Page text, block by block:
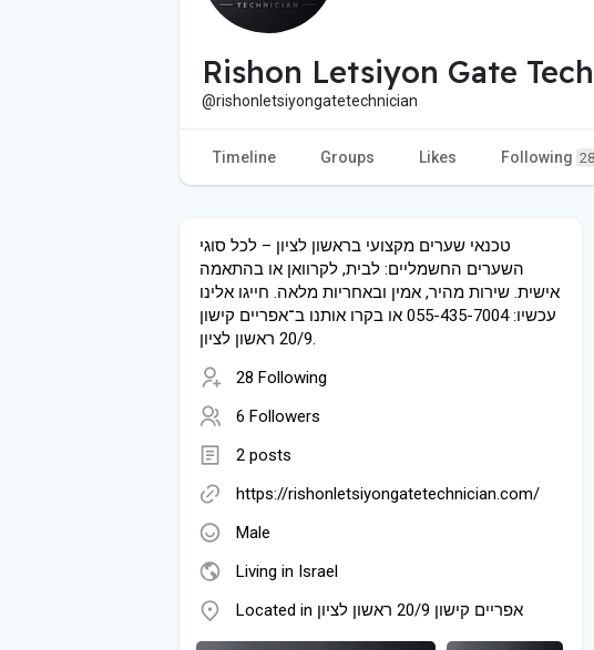
Rishon Letsiyon Gate
@rishonletsiyongatetechnician
Timeline Groups Likes Following 28
טכנאי שערים מקצועי בראשון לציון – לכל סוגי
השערים החשמליים: לבית, לקרוואן או בהתאמה
אישית. שירות מהיר, אמין ובאחריות מלאה. חייגו אלינו
עכשיו: 055-435-7004 או בקרו אותנו ב־אפריים קישון
28 Following
6 Followers
2 posts
https://rishonletsiyongatetechnician.com/
Male
Living in Israel
Located in אפריים קישון 20/9 ראשון לציון